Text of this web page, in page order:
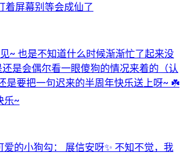
着屏幕别等会成仙了
~ 也是不知道什么时候渐渐忙了起来没
是会偶尔看一眼傻狗的情况来着的（认
是要把一句迟来的半周年快乐送上呀~ ☘️
乐~
的小狗勾： 展信安呀✨ 不知不觉，我